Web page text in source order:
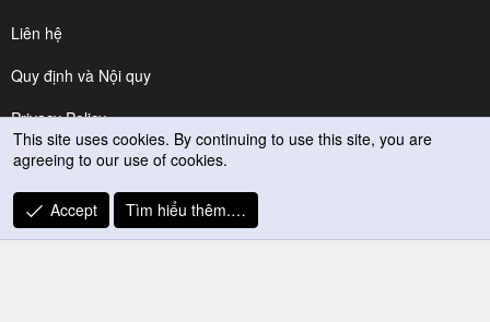
Liên hệ
Quy định và Nội quy
Privacy Policy
Trợ giúp
R
S
This site uses cookies. By continuing to use this site, you are
agreeing to our use of cookies.
Accept Tìm hiểu thêm.…